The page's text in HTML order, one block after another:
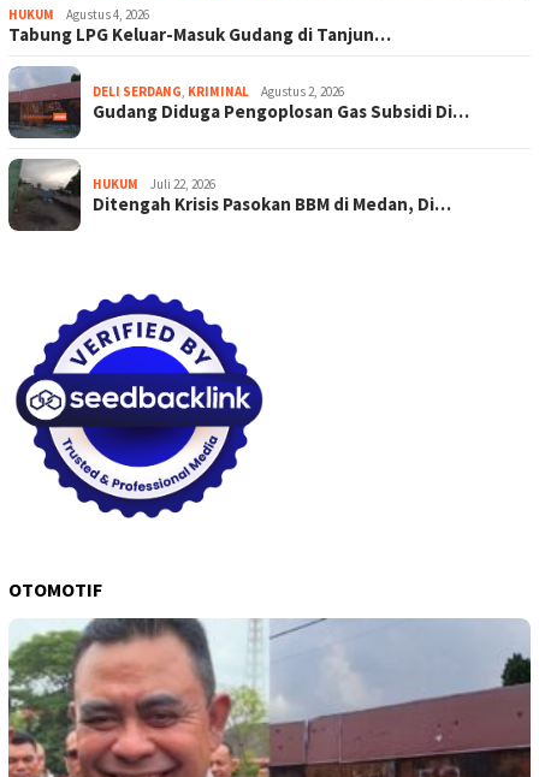
HUKUM Agustus 4, 2026
Tabung LPG Keluar-Masuk Gudang di Tanjun…
DELI SERDANG KRIMINAL Agustus 2, 2026
Gudang Diduga Pengoplosan Gas Subsidi Di…
HUKUM Juli 22, 2026
Ditengah Krisis Pasokan BBM di Medan, Di…
OTOMOTIF